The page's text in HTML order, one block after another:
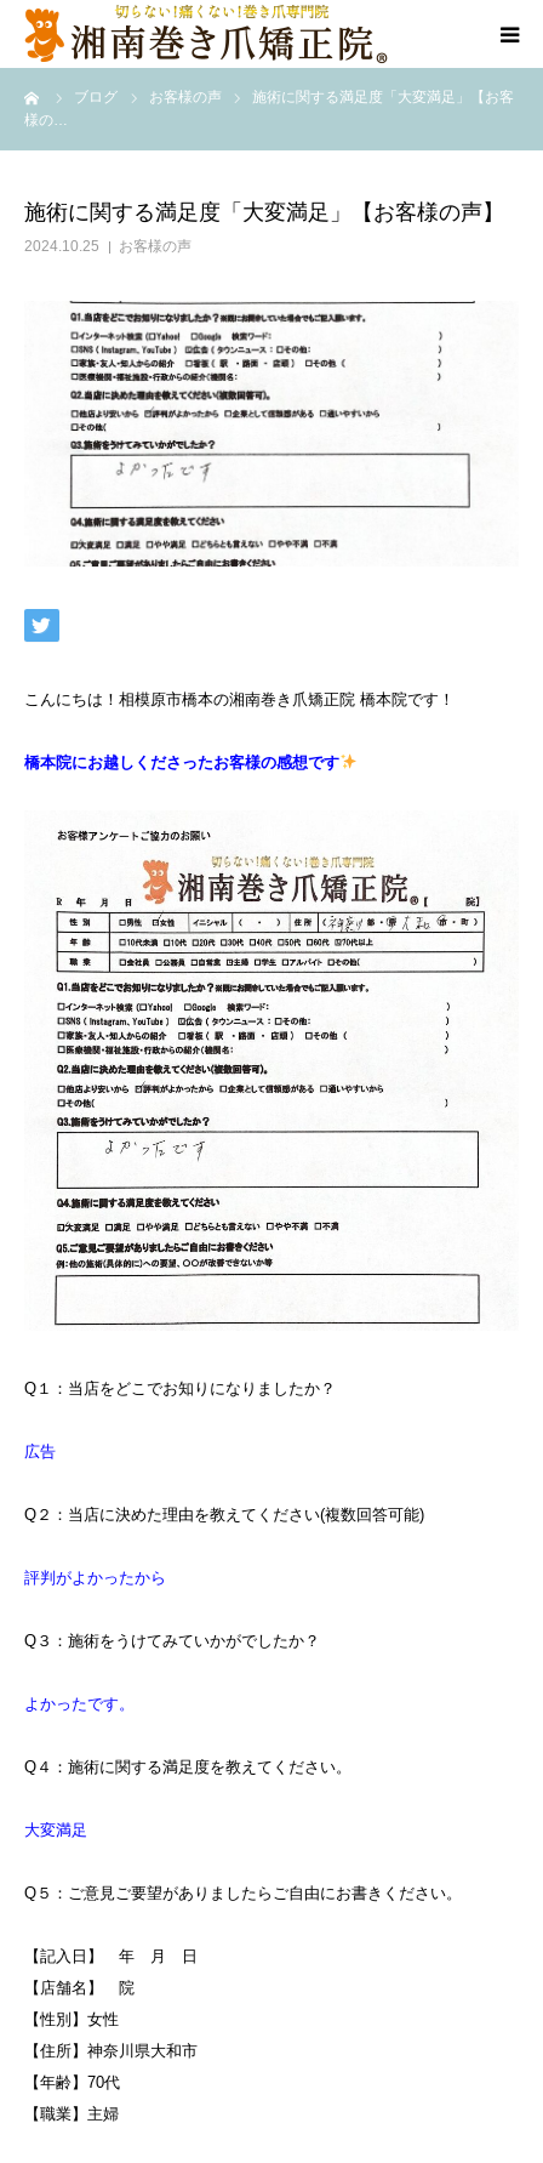
ブログ お客様の声
施術に関する満足度「大変満足」【お客
様の…
施術に関する満足度「大変満足」【お客様の声】
2024.10.25 お客様の声
こんにちは！相模原市橋本の湘南巻き爪矯正院 橋本院です！
橋本院にお越しくださったお客様の感想です
Q１：当店をどこでお知りになりましたか？
広告
Q２：当店に決めた理由を教えてください(複数回答可能)
評判がよかったから
Q３：施術をうけてみていかがでしたか？
よかったです。
Q４：施術に関する満足度を教えてください。
大変満足
Q５：ご意見ご要望がありましたらご自由にお書きください。
【記入日】 年 月 日
【店舗名】 院
【性別】女性
【住所】神奈川県大和市
【年齢】70代
【職業】主婦
代表ご挨拶
料金表
店舗情報
Q＆A
告知/SNS